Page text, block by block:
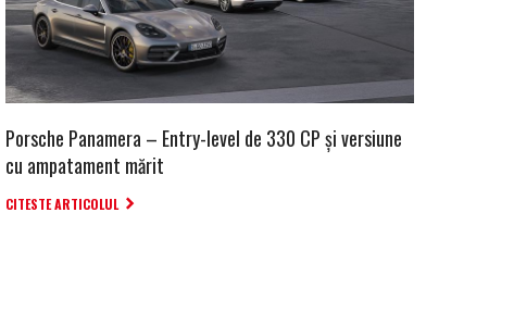
Porsche Panamera – Entry-level de 330 CP și versiune
cu ampatament mărit
CITESTE ARTICOLUL